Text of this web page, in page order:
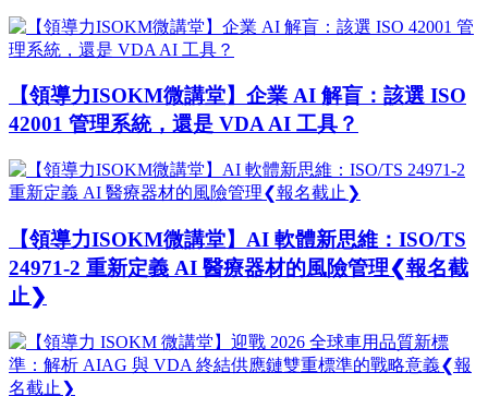
【領導力ISOKM微講堂】企業 AI 解盲：該選 ISO
42001 管理系統，還是 VDA AI 工具？
【領導力ISOKM微講堂】AI 軟體新思維：ISO/TS
24971-2 重新定義 AI 醫療器材的風險管理❮報名截
止❯